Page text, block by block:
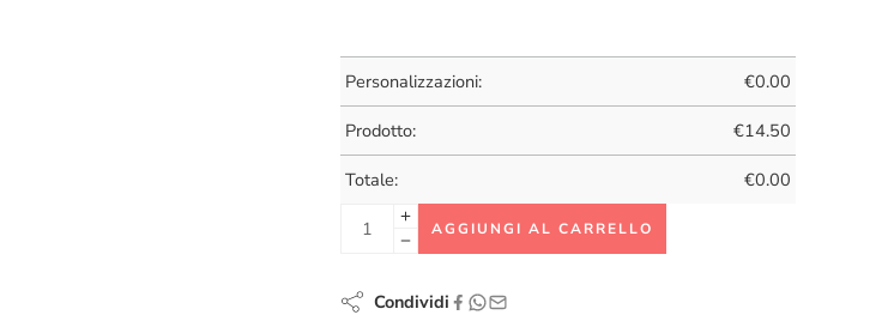
Personalizzazioni: €0.00
Prodotto: €14.50
Totale: €0.00
AGGIUNGI AL CARRELLO
Condividi